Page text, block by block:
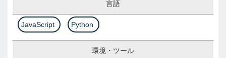
言語
JavaScript Python
環境・ツール